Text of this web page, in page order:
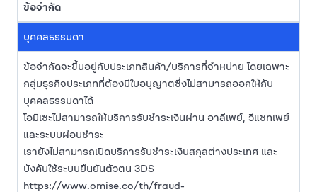
ข้อจำกัด
บุคคลธรรมดา
ข้อจำกัดจะขึ้นอยู่กับประเภทสินค้า/บริการที่จำหน่าย โดยเฉพาะ
กลุ่มธุรกิจประเภทที่ต้องมีใบอนุญาตซึ่งไม่สามารถออกให้กับ
บุคคลธรรมดาได้
โอมิเซะไม่สามารถให้บริการรับชำระเงินผ่าน อาลีเพย์, วีแชทเพย์
และระบบผ่อนชำระ
เรายังไม่สามารถเปิดบริการรับชำระเงินสกุลต่างประเทศ และ
บังคับใช้ระบบยืนยันตัวตน 3DS
https://www.omise.co/th/fraud-